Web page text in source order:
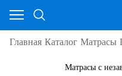
Главная Каталог Матрасы
Матрасы с